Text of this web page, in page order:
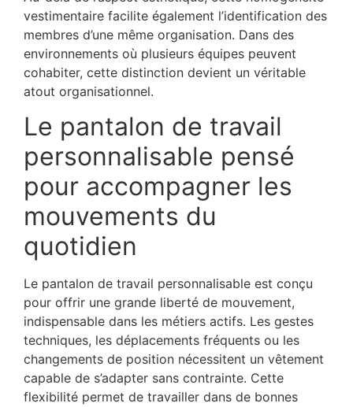
vestimentaire facilite également l’identification des
membres d’une même organisation. Dans des
environnements où plusieurs équipes peuvent
cohabiter, cette distinction devient un véritable
atout organisationnel.
Le pantalon de travail
personnalisable pensé
pour accompagner les
mouvements du
quotidien
Le pantalon de travail personnalisable est conçu
pour offrir une grande liberté de mouvement,
indispensable dans les métiers actifs. Les gestes
techniques, les déplacements fréquents ou les
changements de position nécessitent un vêtement
capable de s’adapter sans contrainte. Cette
flexibilité permet de travailler dans de bonnes